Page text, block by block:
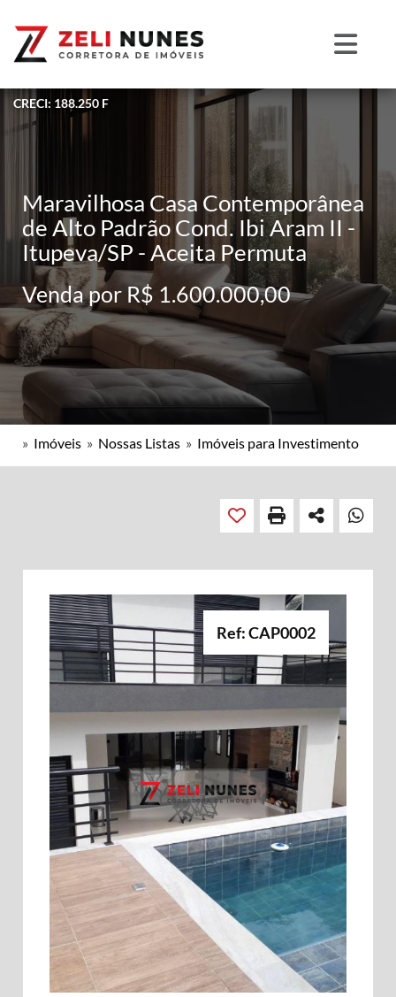
CRECI: 188.250 F
Maravilhosa Casa Contemporânea
de Alto Padrão Cond. Ibi Aram II -
Itupeva/SP - Aceita Permuta
Venda por R$ 1.600.000,00
» Imóveis » Nossas Listas » Imóveis para Investimento
Ref: CAP0002